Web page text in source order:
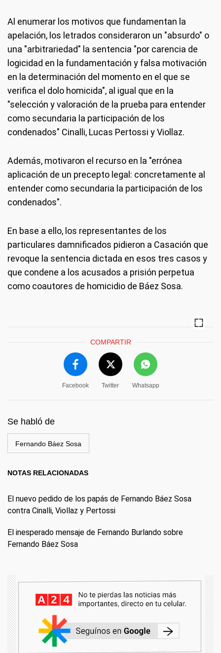
Al enumerar los motivos que fundamentan la
apelación, los letrados consideraron un "absurdo" o
una "arbitrariedad" la sentencia "por carencia de
logicidad en la fundamentación y falsa motivación
en la determinación del momento en el que se
verifica el dolo homicida", al igual que en la
"selección y valoración de la prueba para entender
como secundaria la participación de los
condenados" Cinalli, Lucas Pertossi y Viollaz.
Además, motivaron el recurso en la "errónea
aplicación de un precepto legal: concretamente al
entender como secundaria la participación de los
condenados".
En base a ello, los representantes de los
particulares damnificados pidieron a Casación que
revoque la sentencia dictada en esos tres casos y
que condene a los acusados a prisión perpetua
como coautores de homicidio de Báez Sosa.
COMPARTIR
Facebook Twitter Whatsapp
Se habló de
Fernando Báez Sosa
NOTAS RELACIONADAS
El nuevo pedido de los papás de Fernando Báez Sosa
contra Cinalli, Viollaz y Pertossi
El inesperado mensaje de Fernando Burlando sobre
Fernando Báez Sosa